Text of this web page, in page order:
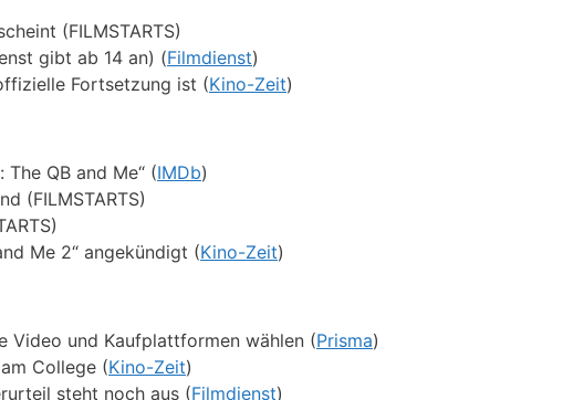
(FILMSTARTS)
gibt ab 14 an) (Filmdienst)
Fortsetzung ist (Kino-Zeit)
QB and Me“ (IMDb)
(FILMSTARTS)
Me 2“ angekündigt (Kino-Zeit)
Video und Kaufplattformen wählen (Prisma)
College (Kino-Zeit)
steht noch aus (Filmdienst)